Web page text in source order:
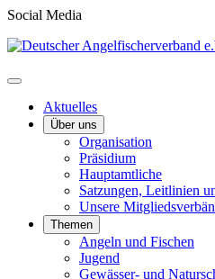
Social Media
Aktuelles
Über uns
Organisation
Präsidium
Hauptamtliche
Satzungen, Leitlinien
Unsere
Themen
Angeln und Fischen
Jugend
Gewässer- und